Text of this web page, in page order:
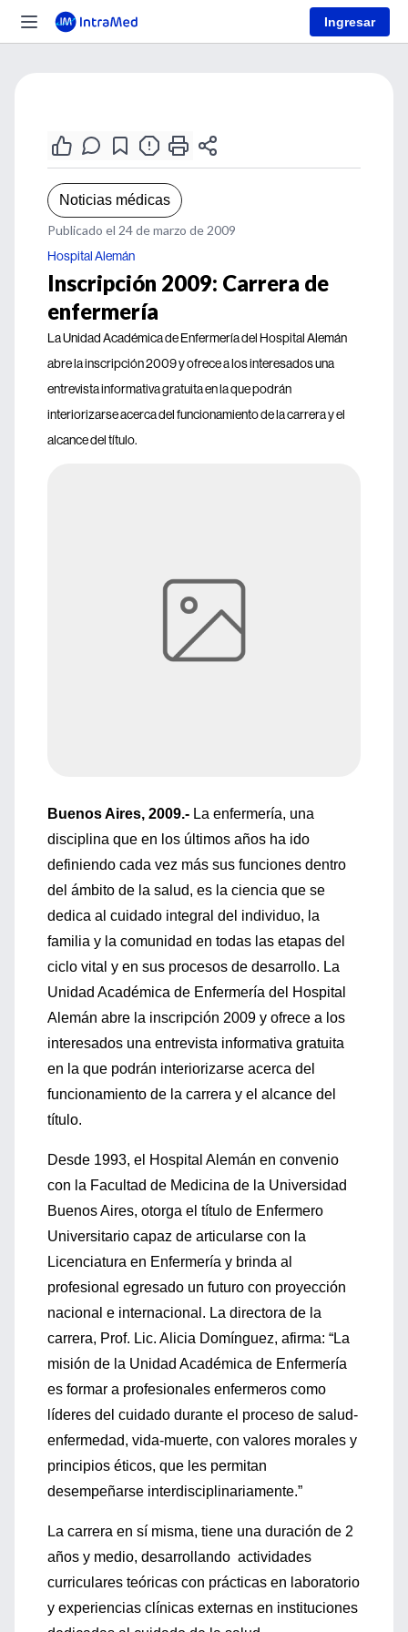
Ingresar
Noticias médicas
Publicado el 24 de marzo de 2009
Hospital Alemán
Inscripción 2009: Carrera de
enfermería
La Unidad Académica de Enfermería del Hospital Alemán
abre la inscripción 2009 y ofrece a los interesados una
entrevista informativa gratuita en la que podrán
interiorizarse acerca del funcionamiento de la carrera y el
alcance del título.
Buenos Aires, 2009.- La enfermería, una
disciplina que en los últimos años ha ido
definiendo cada vez más sus funciones dentro
del ámbito de la salud, es la ciencia que se
dedica al cuidado integral del individuo, la
familia y la comunidad en todas las etapas del
ciclo vital y en sus procesos de desarrollo. La
Unidad Académica de Enfermería del Hospital
Alemán abre la inscripción 2009 y ofrece a los
interesados una entrevista informativa gratuita
en la que podrán interiorizarse acerca del
funcionamiento de la carrera y el alcance del
título.
Desde 1993, el Hospital Alemán en convenio
con la Facultad de Medicina de la Universidad
Buenos Aires, otorga el título de Enfermero
Universitario capaz de articularse con la
Licenciatura en Enfermería y brinda al
profesional egresado un futuro con proyección
nacional e internacional. La directora de la
carrera, Prof. Lic. Alicia Domínguez, afirma: “La
misión de la Unidad Académica de Enfermería
es formar a profesionales enfermeros como
líderes del cuidado durante el proceso de salud-
enfermedad, vida-muerte, con valores morales y
principios éticos, que les permitan
desempeñarse interdisciplinariamente.”
La carrera en sí misma, tiene una duración de 2
años y medio, desarrollando actividades
curriculares teóricas con prácticas en laboratorio
y experiencias clínicas externas en instituciones